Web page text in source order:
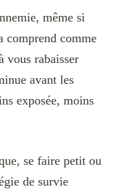
même si
comprend comme
vous rabaisser
avant les
exposée, moins
se faire petit ou
de survie